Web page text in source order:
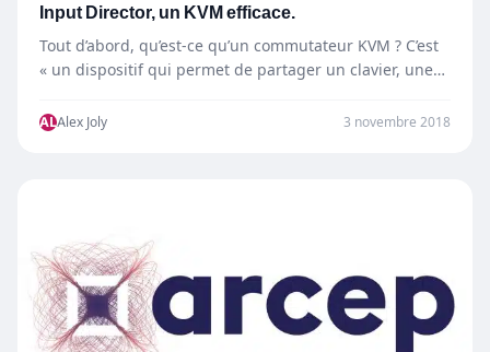
Input Director, un KVM efficace.
Tout d’abord, qu’est-ce qu’un commutateur KVM ? C’est
« un dispositif qui permet de partager un clavier, une
ALAlex Joly 3 novembre 2018